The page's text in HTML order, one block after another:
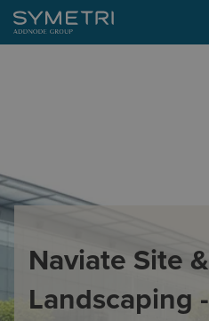
Naviate Site &
Landscaping -